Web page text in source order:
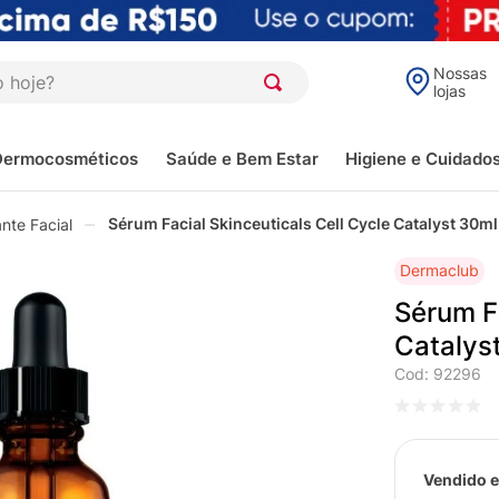
Nossas
lojas
Saúde e Bem Estar Higiene e
Facial Sérum Facial Skinceuticals Cell Cycle Catalyst 30ml
Dermaclub
Sérum
Cod: 92296
Vendido